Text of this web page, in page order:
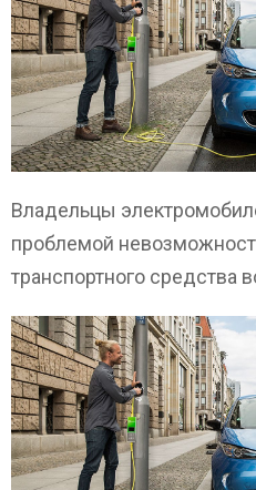
Владельцы
проблемой
транспортного средства